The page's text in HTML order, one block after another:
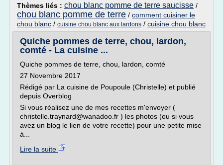
Thèmes liés : chou blanc pomme de terre saucisse /
chou blanc pomme de terre / comment cuisiner le
chou blanc / cuisine chou blanc aux lardons / cuisine chou blanc
Quiche pommes de terre, chou, lardon,
comté - La cuisine ...
Quiche pommes de terre, chou, lardon, comté
27 Novembre 2017
Rédigé par La cuisine de Poupoule (Christelle) et publié
depuis Overblog
Si vous réalisez une de mes recettes m'envoyer (
christelle.traynard@wanadoo.fr ) les photos (ou si vous
avez un blog le lien de votre recette) pour une petite mise
à...
Lire la suite